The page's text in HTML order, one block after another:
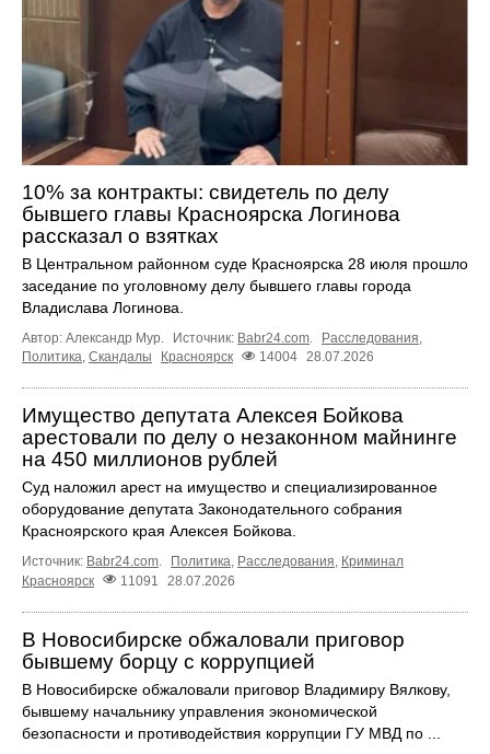
10% за контракты: свидетель по делу
бывшего главы Красноярска Логинова
рассказал о взятках
В Центральном районном суде Красноярска 28 июля прошло
заседание по уголовному делу бывшего главы города
Владислава Логинова.
Автор: Александр Мур. Источник: Babr24.com. Расследования,
Политика, Скандалы Красноярск 14004 28.07.2026
Имущество депутата Алексея Бойкова
арестовали по делу о незаконном майнинге
на 450 миллионов рублей
Суд наложил арест на имущество и специализированное
оборудование депутата Законодательного собрания
Красноярского края Алексея Бойкова.
Источник: Babr24.com. Политика, Расследования, Криминал
Красноярск
11091 28.07.2026
В Новосибирске обжаловали приговор
бывшему борцу с коррупцией
В Новосибирске обжаловали приговор Владимиру Вялкову,
бывшему начальнику управления экономической
безопасности и противодействия коррупции ГУ МВД по ...